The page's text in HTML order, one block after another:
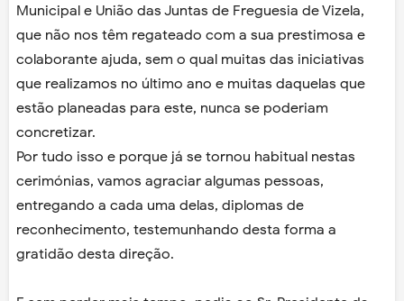
Municipal e União das Juntas de Freguesia de Vizela,
que não nos têm regateado com a sua prestimosa e
colaborante ajuda, sem o qual muitas das iniciativas
que realizamos no último ano e muitas daquelas que
estão planeadas para este, nunca se poderiam
concretizar.
Por tudo isso e porque já se tornou habitual nestas
cerimónias, vamos agraciar algumas pessoas,
entregando a cada uma delas, diplomas de
reconhecimento, testemunhando desta forma a
gratidão desta direção.